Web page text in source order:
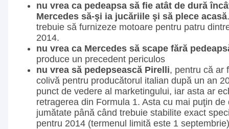
nu vrea ca pedeapsa să fie atât de dură
Mercedes să-şi ia jucăriile şi să plece acasă
trebuie să furnizeze motoare pentru patru
2014.
nu vrea ca Mercedes să scape fără
produce un precedent periculos
nu vrea să pedepsească Pirelli, pentru că ar
colivă pentru producătorul italian după un an
punct de vedere al marketingului, iar asta ar
retragerea din Formula 1. Asta cu mai puţin de
jumătate până când trebuie stabilite exact
pentru 2014 (termenul limită este 1